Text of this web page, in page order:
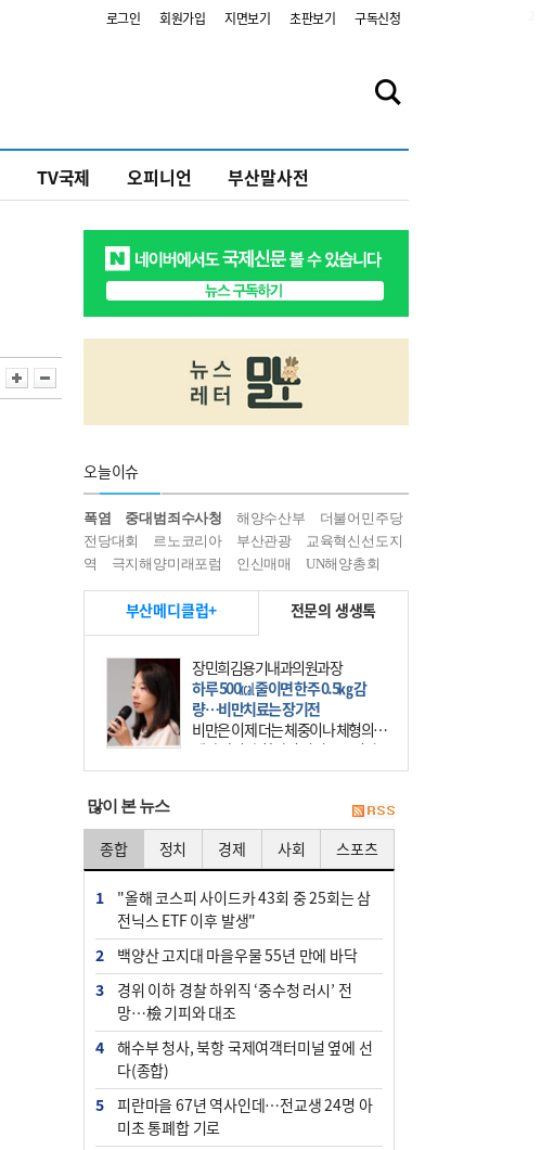
로그인 회원가입 지면보기 초판보기 구독신청
TV국제 오피니언 부산말사전
오늘이슈
폭염 중대범죄수사청 해양수산부
더불어민주당
전당대회
르노코리아 부산관광
교육혁신선도지
역
극지해양미래포럼 인신매매 UN해양총회
부산메디클럽+ 전문의 생생톡
장민희김용기내과의원과장
하루 500㎉ 줄이면 한주 0.5㎏ 감
량…비만치료는 장기전
비만은 이제 더는 체중이나 체형의 문
제가 아니다. 하나의 질병으로 인지
하고 치료와 관리를 해야 한다. 세계
많이 본 뉴스
종합 정치 경제 사회 스포츠
1
"올해 코스피 사이드카 43회 중 25회는 삼
전닉스 ETF 이후 발생"
2
백양산 고지대 마을우물 55년 만에 바닥
3
경위 이하 경찰 하위직 ‘중수청 러시’ 전
망…檢 기피와 대조
4
해수부 청사, 북항 국제여객터미널 옆에 선
다(종합)
5
피란마을 67년 역사인데…전교생 24명 아
미초 통폐합 기로